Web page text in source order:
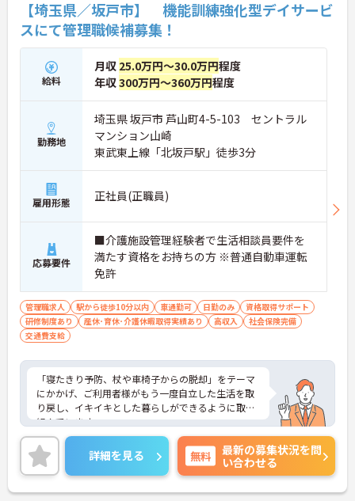
・生活支援員からスタートし、サービス管理責任者
やエリアマネージャーへと続く明確なステップアッ
プの道筋が用意されています。急成長中の企業であ
ネジメント職への挑戦も視野に入れていただけま
す。
業環境に加え、産前産後休暇や育児休暇制度がしっ
かりと整備されています。オンとオフの切り替えを
明確にし、心身ともに充実した状態で長くご活躍い
・グループホーム一棟あたりの入居者様20名定員を
常時2～4名のスタッフで支援、国基準を上回る人員
配置や夜間複数名体制が敷かれているため、業務に
追われることなくご利用者様のペースに合わせたサ
ポートが可能です。施設も専用設計で働きやすく、
ご自身の理想とする福祉を実践できる環境が整って
います。
【埼玉県／坂戸市】 機能訓練強化型デイサービ
スにて管理職候補募集！
給料
月収 25.0万円～30.0万円程度
年収300万円～360万円程度
勤務地
埼玉県 坂戸市 芦山町4-5-103 セントラル
マンション山崎
東武東上線「北坂戸駅」徒歩3分
雇用形態 正社員(正職員)
応募要件
■介護施設管理経験者で生活相談員要件を
満たす資格をお持ちの方 ※普通自動車運転
免許
管理職求人 駅から徒歩10分以内 車通勤可 日勤のみ
資格取得サポート
研修制度あり
産休･育休･介護休暇取得実績あり 高収入
社会保険完備
交通費支給
「寝たきり予防、杖や車椅子からの脱却」をテーマ
にかかげ、ご利用者様がもう一度自立した生活を取
り戻し、イキイキとした暮らしができるように取り
組んでいます。
整骨院からスタートした法人で、現在も店舗を増や
し続けている安定感のある母体です。事業拡大傾向
にあるため、頑張り次第ではキャリアアップも見込
めるます。複数の店舗を経営しているノウハウを生
かした研修制度も自身の成長に繋がります。自立支
詳細を見る 無料
最新の募集状況を問
い合わせる